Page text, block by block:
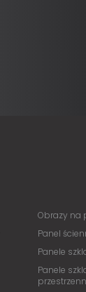
Obrazy na
Panel
Panele
Panele